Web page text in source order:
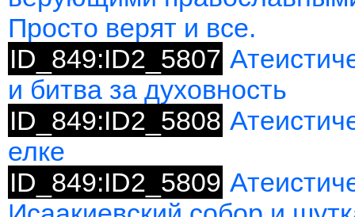
Просто верят и все.
ID_849:ID2_5807
и битва за духовность
ID_849:ID2_5808
елке
ID_849:ID2_5809